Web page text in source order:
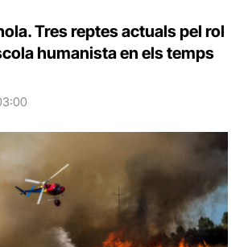
Tres reptes actuals pel rol
humanista en els temps